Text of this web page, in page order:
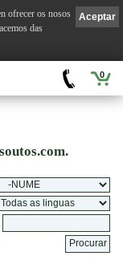
0
Aceptar
ofrecer os nosos
das